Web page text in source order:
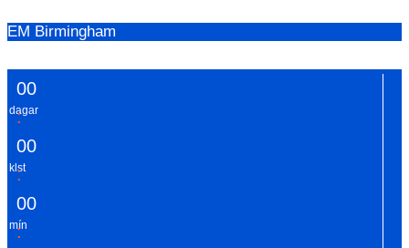
EM Birmingham
00
dagar
:
00
klst
:
00
mín
: